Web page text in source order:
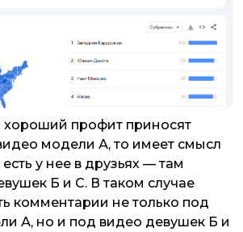
хороший профит приносят
модели А, то имеет смысл
у нее в друзьях — там
Б и С. В таком случае
комментарии не только под
А, но и под видео девушек Б и